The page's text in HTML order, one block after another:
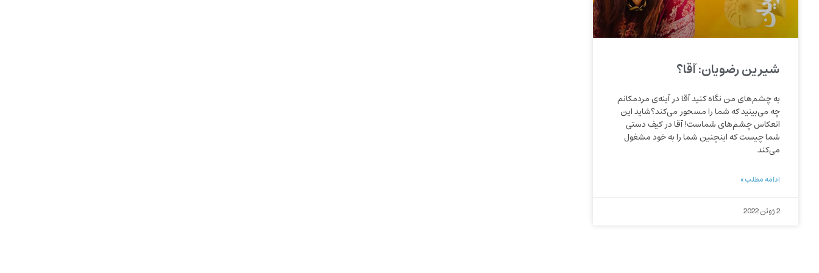
شیرین رضویان: آقا؟
به چشم‌های من نگاه کنید آقا در آینه‌ی مردمکانم
چه می‌بینید که شما را مسحور می‌کند؟شاید این
انعکاس چشم‌های شماست! آقا در کیف دستی
شما چیست که اینچنین شما را به خود مشغول
می‌کند
ادامه مطلب »
2 ژوئن 2022